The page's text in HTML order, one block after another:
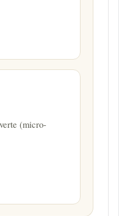
(micro-